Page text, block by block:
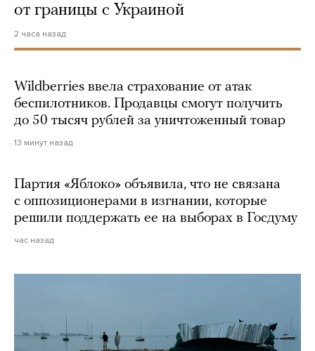
от границы с Украиной
2 часа назад
Wildberries ввела страхование от атак
беспилотников. Продавцы смогут получить
до 50 тысяч рублей за уничтоженный товар
13 минут назад
Партия «Яблоко» объявила, что не связана
с оппозиционерами в изгнании, которые
решили поддержать ее на выборах в Госдуму
час назад